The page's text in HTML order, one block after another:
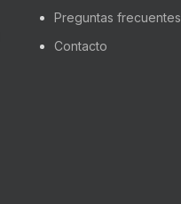
Preguntas frecuentes
Contacto